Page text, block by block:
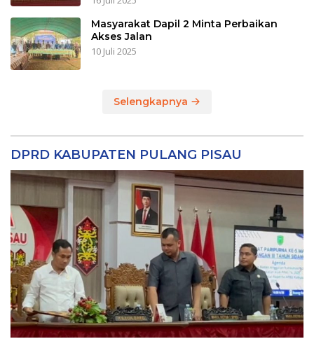
Masyarakat Dapil 2 Minta Perbaikan
Akses Jalan
10 Juli 2025
Selengkapnya
DPRD KABUPATEN PULANG PISAU